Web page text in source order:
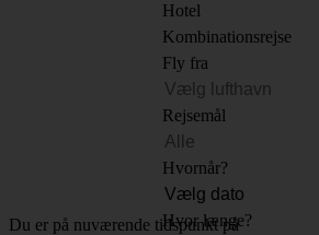
Hotel
Kombinationsrejse
Fly fra
Rejsemål
Hvornår?
Hvor længe?
Du er på nuværende tidspunkt på